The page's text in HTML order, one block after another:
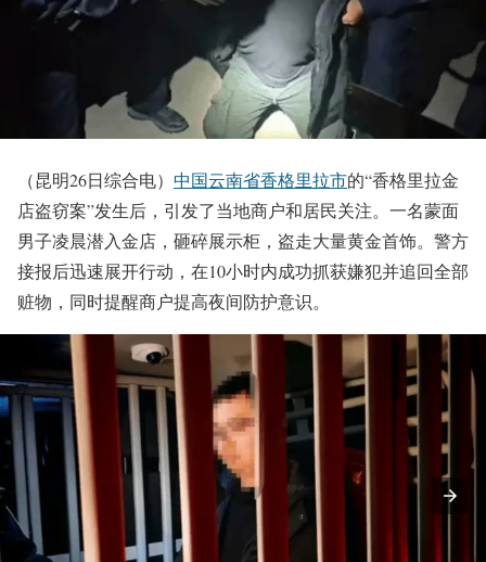
（昆明26日综合电） 中国云南省香格里拉市的“香格里拉金
店盗窃案”发生后，引发了当地商户和居民关注。一名蒙面
男子凌晨潜入金店，砸碎展示柜，盗走大量黄金首饰。警方
接报后迅速展开行动，在10小时内成功抓获嫌犯并追回全部
赃物，同时提醒商户提高夜间防护意识。